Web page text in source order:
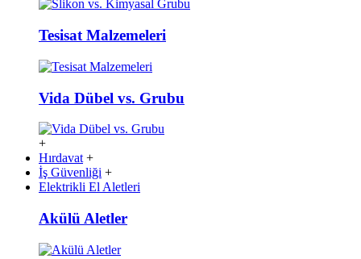
Tesisat Malzemeleri
Vida Dübel vs. Grubu
+
Hırdavat +
İş Güvenliği +
Elektrikli El Aletleri
Akülü Aletler